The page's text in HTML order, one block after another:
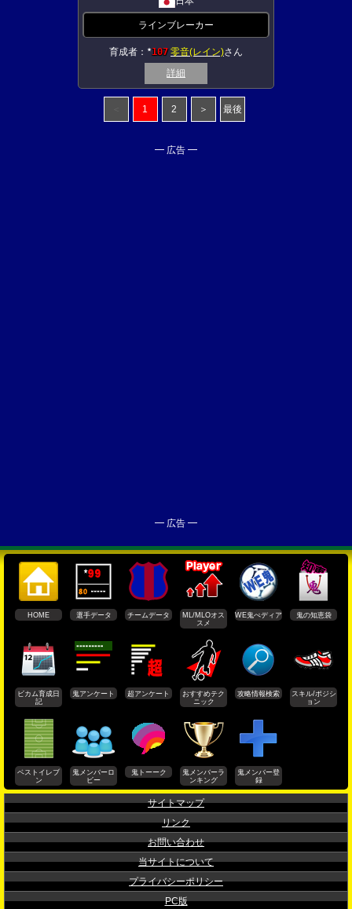
ラインブレーカー
育成者： ★107 零音(レイン)さん
詳細
1 2 ＞ 最後
━ 広告 ━
━ 広告 ━
HOME 選手データ チームデータ
ML/MLOオス
スメ
WE鬼ぺディア 鬼の知恵袋
ビカム育成日
記
鬼アンケート 超アンケート
おすすめテク
ニック
攻略情報検索
スキル/ポジシ
ョン
ベストイレブ
ン
鬼メンバーロ
ビー
鬼トーーク
鬼メンバーラ
ンキング
鬼メンバー登
録
サイトマップ
リンク
お問い合わせ
当サイトについて
プライバシーポリシー
PC版